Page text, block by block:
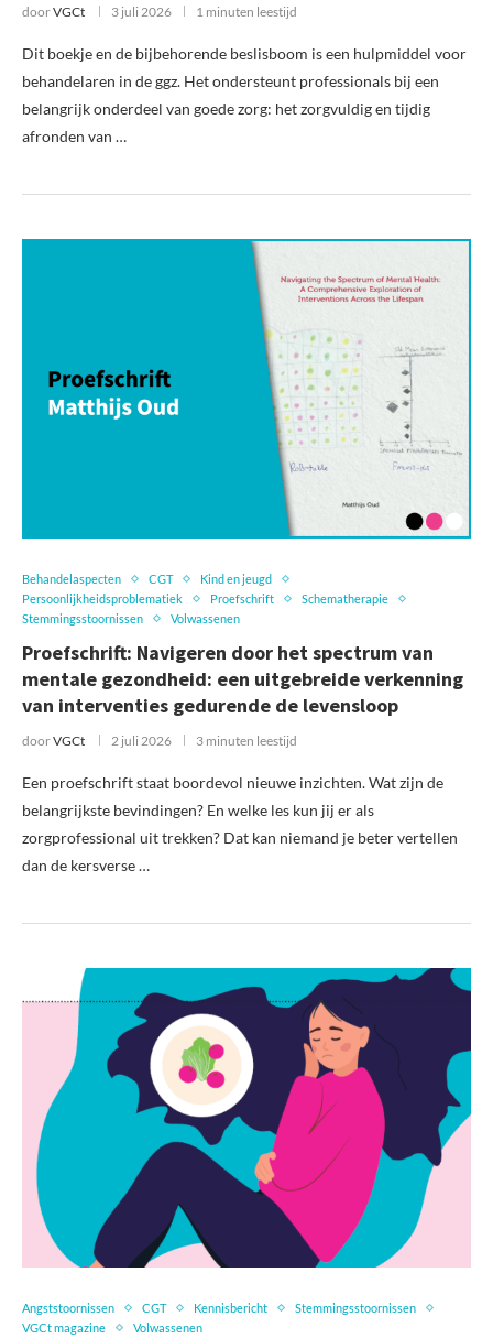
doorVGCt 3 juli 2026 1 minuten leestijd
Dit boekje en de bijbehorende beslisboom is een hulpmiddel voor
behandelaren in de ggz. Het ondersteunt professionals bij een
belangrijk onderdeel van goede zorg: het zorgvuldig en tijdig
afronden van …
Behandelaspecten CGT
Kind en jeugd
Persoonlijkheidsproblematiek
Proefschrift
Schematherapie
Stemmingsstoornissen
Volwassenen
Proefschrift: Navigeren door het spectrum van
mentale gezondheid: een uitgebreide verkenning
van interventies gedurende de levensloop
doorVGCt 2 juli 2026 3 minuten leestijd
Een proefschrift staat boordevol nieuwe inzichten. Wat zijn de
belangrijkste bevindingen? En welke les kun jij er als
zorgprofessional uit trekken? Dat kan niemand je beter vertellen
dan de kersverse …
Angststoornissen CGT Kennisbericht
Stemmingsstoornissen
VGCt magazine
Volwassenen